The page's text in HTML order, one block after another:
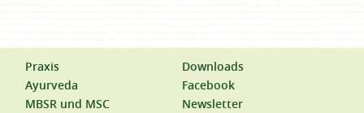
Praxis
Ayurveda
MBSR und MSC
Downloads
Facebook
Newsletter